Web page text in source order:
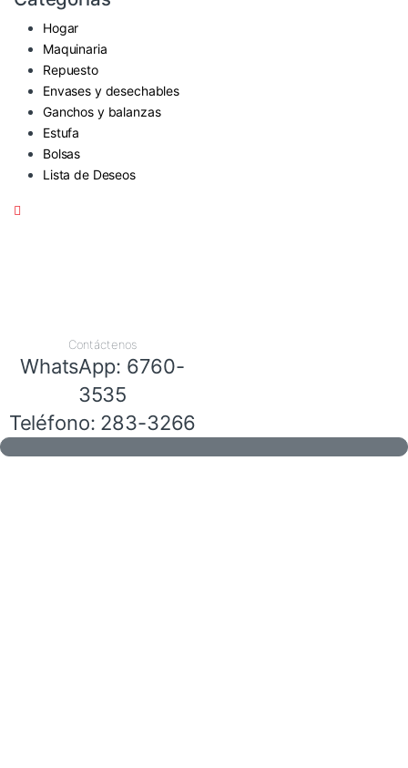
Hogar
Maquinaria
Repuesto
Envases y desechables
Ganchos y balanzas
Estufa
Bolsas
Lista de Deseos
Contáctenos
WhatsApp: 6760-
3535
Teléfono: 283-3266